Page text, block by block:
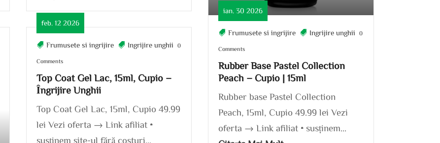
Top Coat Gel Lac, 15ml, Cupio –
Îngrijire Unghii
feb. 12 2026
Frumusete si ingrijire Ingrijire unghii 0
Comments
Top Coat Gel Lac, 15ml, Cupio 49.99
lei Vezi oferta → Link afiliat •
susținem site-ul fără costuri...
Rubber Base Pastel Collection
Peach – Cupio | 15ml
ian. 30 2026
Frumusete si ingrijire Ingrijire unghii 0
Comments
Rubber base Pastel Collection
Peach, 15ml, Cupio 49.99 lei Vezi
oferta → Link afiliat • susținem...